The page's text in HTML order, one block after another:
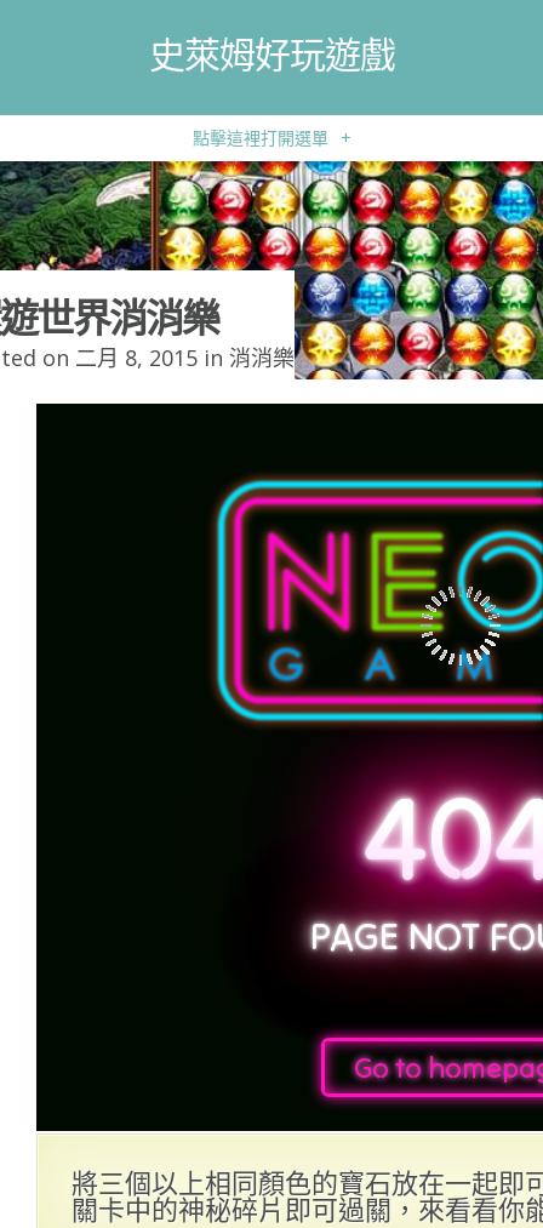
史萊姆好玩遊戲
點擊這裡打開選單 +
世界消消樂
on 二月 8, 2015 in 消消樂
將三個以上相同顏色的寶石放在一起即
關卡中的神秘碎片即可過關，來看看你